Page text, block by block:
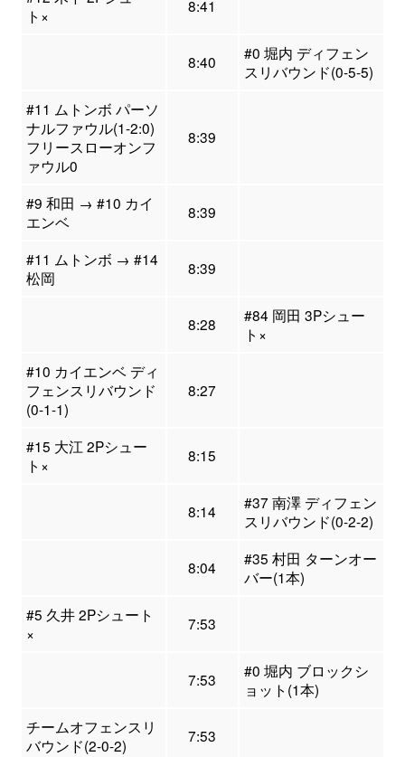
ト×
8:41
8:40
#0 堀内 ディフェン
スリバウンド(0-5-5)
#11 ムトンボ パーソ
ナルファウル(1-2:0)
フリースローオンフ
ァウル0
8:39
#9 和田 → #10 カイ
エンベ
8:39
#11 ムトンボ → #14
松岡
8:39
8:28
#84 岡田 3Pシュー
ト×
#10 カイエンベ ディ
フェンスリバウンド
(0-1-1)
8:27
#15 大江 2Pシュー
ト×
8:15
8:14
#37 南澤 ディフェン
スリバウンド(0-2-2)
8:04
#35 村田 ターンオー
バー(1本)
#5 久井 2Pシュート
×
7:53
7:53
#0 堀内 ブロックシ
ョット(1本)
チームオフェンスリ
バウンド(2-0-2)
7:53